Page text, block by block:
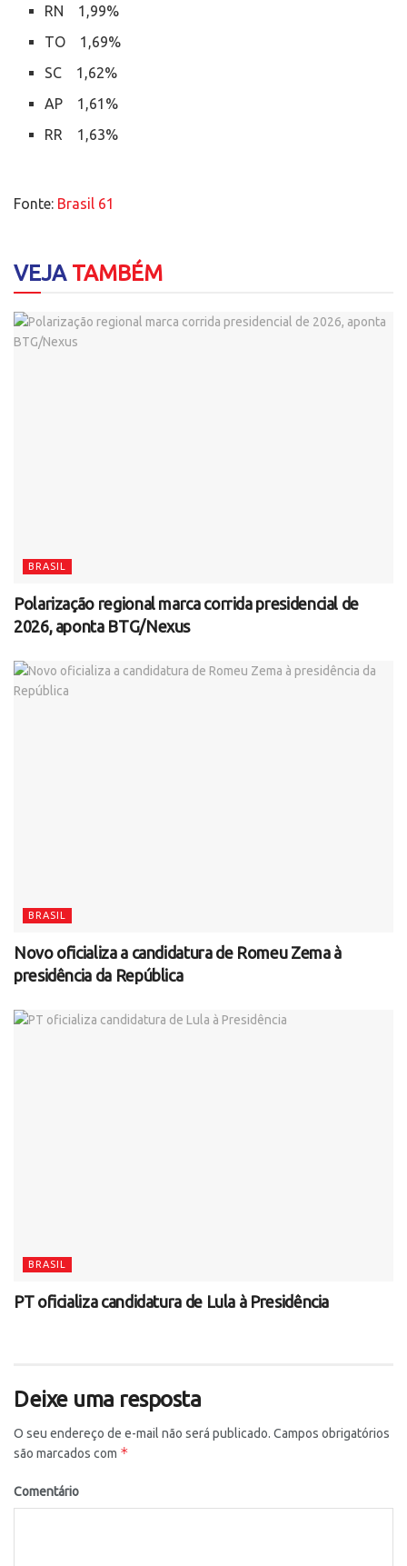
RN 1,99%
TO 1,69%
SC 1,62%
AP 1,61%
RR 1,63%
Fonte: Brasil 61
VEJATAMBÉM
BRASIL
Polarização regional marca corrida presidencial de
2026, aponta BTG/Nexus
BRASIL
Novo oficializa a candidatura de Romeu Zema à
presidência da República
BRASIL
PT oficializa candidatura de Lula à Presidência
Deixe uma resposta
O seu endereço de e-mail não será publicado. Campos obrigatórios
são marcados com *
Comentário